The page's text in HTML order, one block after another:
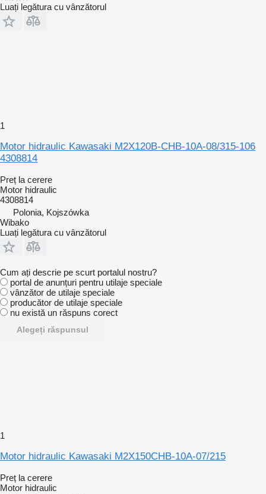
Luați legătura cu vânzătorul
1
Motor hidraulic Kawasaki M2X120B-CHB-10A-08/315-106
4308814
Preț la cerere
Motor hidraulic
4308814
Polonia, Kojszówka
Wibako
Luați legătura cu vânzătorul
Cum ați descrie pe scurt portalul nostru?
portal de anunțuri pentru utilaje speciale
vânzător de utilaje speciale
producător de utilaje speciale
nu există un răspuns corect
Alegeți răspunsul
1
Motor hidraulic Kawasaki M2X150CHB-10A-07/215
Preț la cerere
Motor hidraulic